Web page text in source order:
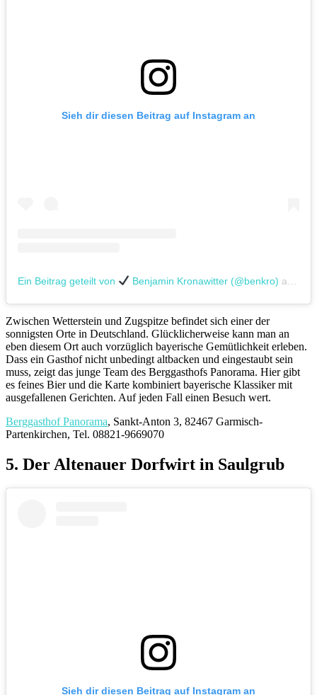
Sieh dir diesen Beitrag auf Instagram an
Ein Beitrag geteilt von Benjamin Kronawitter (@benkro) am
Zwischen Wetterstein und Zugspitze befindet sich einer der
sonnigsten Orte in Deutschland. Glücklicherweise kann man an
eben diesem Ort auch vorzüglich bayerische Gemütlichkeit erleben.
Dass ein Gasthof nicht unbedingt altbacken und eingestaubt sein
muss, zeigt das junge Team des Berggasthofs Panorama. Hier gibt
es feines Bier und die Karte kombiniert bayerische Klassiker mit
ausgefallenen Gerichten. Auf jeden Fall einen Besuch wert.
Berggasthof Panorama, Sankt-Anton 3, 82467 Garmisch-
Partenkirchen, Tel. 08821-9669070
5. Der Altenauer Dorfwirt in Saulgrub
Sieh dir diesen Beitrag auf Instagram an